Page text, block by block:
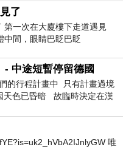
了
一次在大廈樓下走道遇見
中間，眼睛巴眨巴眨
- 中途短暫停留德國
的行程計畫中 只有計畫過境
天色已昏暗 故臨時決定在漢
唯